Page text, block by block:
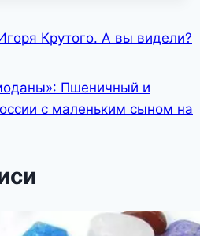
Крутого. А вы видели?
Пшеничный и
с маленьким сыном на